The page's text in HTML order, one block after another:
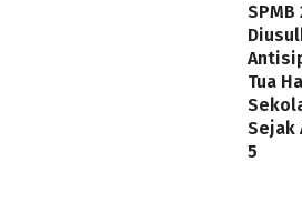
SPMB
Tua
Sejak
5